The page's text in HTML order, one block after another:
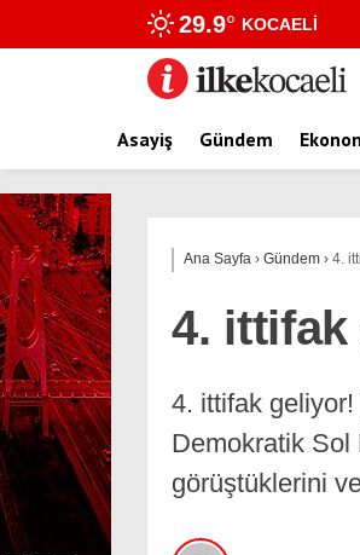
29.9° KOCAELI
Asayiş Gündem
Ana Sayfa › Gündem › 4.
4.
4. ittifak
Demokratik Sol
görüştüklerini